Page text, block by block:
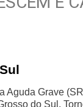
Aguda Grave
do Sul.